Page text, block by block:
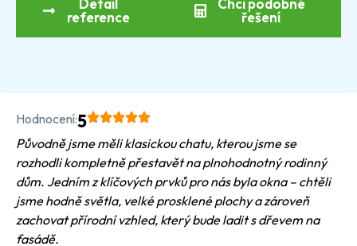
Detail
reference
Chci podobné
řešení
Hodnocení:5
Původně jsme měli klasickou chatu, kterou jsme se
rozhodli kompletně přestavět na plnohodnotný rodinný
dům. Jedním z klíčových prvků pro nás byla okna – chtěli
jsme hodně světla, velké prosklené plochy a zároveň
zachovat přírodní vzhled, který bude ladit s dřevem na
fasádě.